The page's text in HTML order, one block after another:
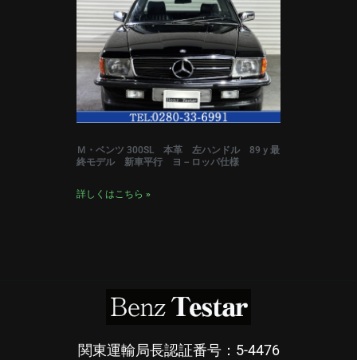
Ｍ・ベンツ 300SL 本革 左ハンドル 89ｙ最
終モデル 新車平行 ヨ－ロッパ仕様
詳しくはこちら »
関東運輸局長認証番号：5-4476